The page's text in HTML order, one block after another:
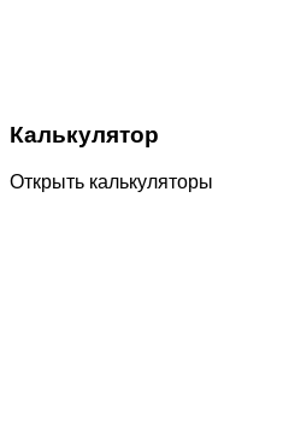
Калькулятор
Открыть калькуляторы